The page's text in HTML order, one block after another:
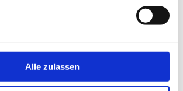
Alle zulassen